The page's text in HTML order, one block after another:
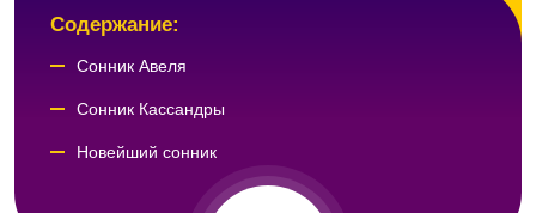
Содержание:
Сонник Авеля
Сонник Кассандры
Новейший сонник
Сонник толкование снов